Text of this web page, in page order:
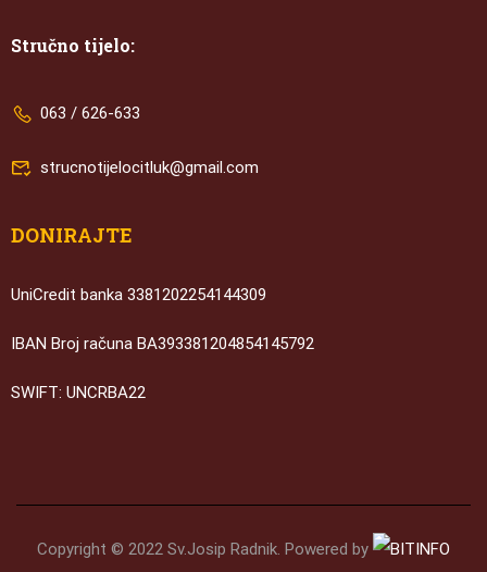
Stručno tijelo:
063 / 626-633
strucnotijelocitluk@gmail.com
DONIRAJTE
UniCredit banka 3381202254144309
IBAN Broj računa BA393381204854145792
SWIFT: UNCRBA22
Copyright © 2022 Sv.Josip Radnik. Powered by